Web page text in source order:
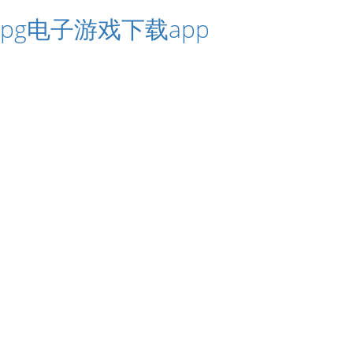
pg电子游戏下载app